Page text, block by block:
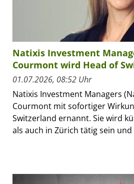
Natixis Investment
Courmont wird Head of
01.07.2026, 08:52 Uhr
Natixis Investment Managers
Courmont mit sofortiger
Switzerland ernannt. Sie wird
als auch in Zürich tätig sein